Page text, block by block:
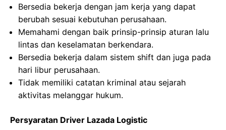
Bersedia bekerja dengan jam kerja yang dapat
berubah sesuai kebutuhan perusahaan.
Memahami dengan baik prinsip-prinsip aturan lalu
lintas dan keselamatan berkendara.
Bersedia bekerja dalam sistem shift dan juga pada
hari libur perusahaan.
Tidak memiliki catatan kriminal atau sejarah
aktivitas melanggar hukum.
Persyaratan Driver Lazada Logistic